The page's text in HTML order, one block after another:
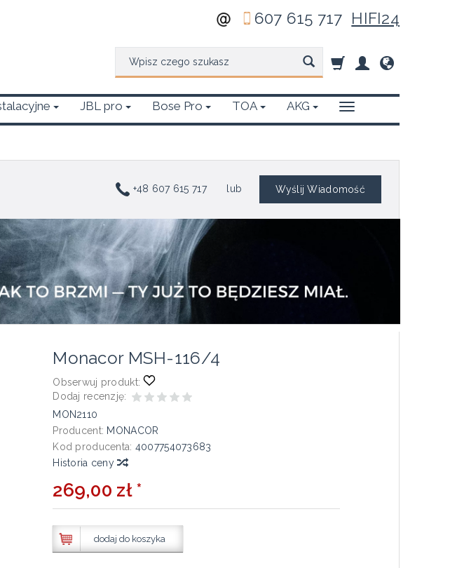
607 615 717 HIFI24
JBL pro Bose Pro TOA AKG
+48 607 615 717 lub Wyślij Wiadomość
Monacor MSH-116/4
Obserwuj produkt:
Dodaj recenzję:
MON2110
Producent: MONACOR
Kod producenta: 4007754073683
Historia ceny
269,00 zł *
dodaj do koszyka